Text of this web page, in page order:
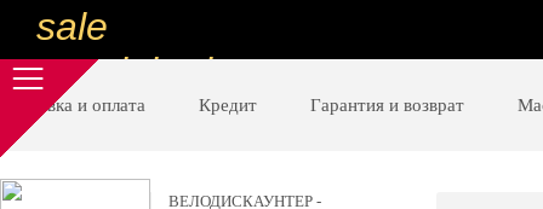
sale
special price
sale
Доставка и оплата Кредит Гарантия и возврат
ВЕЛОДИСКАУНТЕР -